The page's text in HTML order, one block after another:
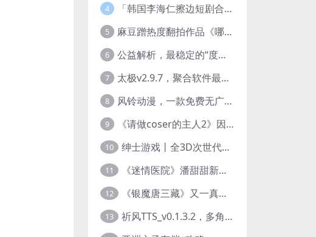
4 「韩国李海仁擦边短剧合集【15部中字54部原版】
5 麻豆蹭热度翻拍作品《哪吒之淫邪三龙女大战真阳魔童》 已上线
6 公益解析，最稳定的“度盘”直链解析站，突破速度限制
7 太极v2.9.7，聚合软件最新版，25+源也非常猛了！
8 风铃动漫，一款免费无广告的电脑端追番神器！
9 《请做coser的主人2》因“C度大”被Steam下架的真人美女互动游戏！
10 绅士游戏丨全3D次世代的黄油大作， 细腻逼真的双人互动狂想曲！
11 《迷情医院》潘甜甜新作？有点刺激的真人美女互动游戏
12 《银魔唐三藏》又一真人美女互动游戏，堪比M豆！
13 祈风TTS_v0.1.3.2，多角色Ai配音神器，丰富的热门音色